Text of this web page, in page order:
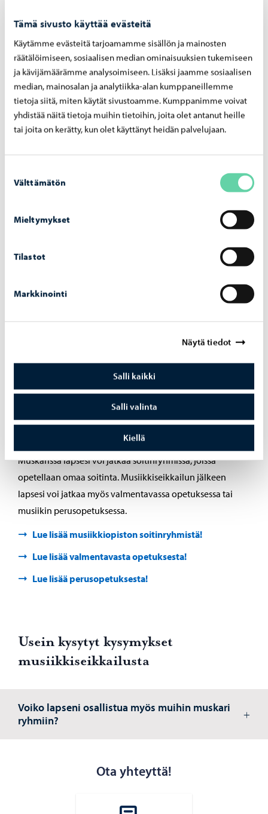
Tämä sivusto käyttää evästeitä
Käytämme evästeitä tarjoamamme sisällön ja mainosten
räätälöimiseen, sosiaalisen median ominaisuuksien tukemiseen
ja kävijämäärämme analysoimiseen. Lisäksi jaamme sosiaalisen
median, mainosalan ja analytiikka-alan kumppaneillemme
tietoja siitä, miten käytät sivustoamme. Kumppanimme voivat
yhdistää näitä tietoja muihin tietoihin, joita olet antanut heille
tai joita on kerätty, kun olet käyttänyt heidän palvelujaan.
valinta
Välttämätön
Mieltymykset
Tilastot
Markkinointi
Näytä tiedot
Salli kaikki
Salli valinta
Kiellä
ilmoittautumisjärjestyksessä. Kaikki ryhmät alkavat
kolmen kerran kokeilulla, jonka aikana voit rauhassa
kokeilla muskariryhmän sopivuutta.
Musiikkiseikkailuun kannattaa ilmoittautua mukaan
lukukauden alusta tammikuussa ja elokuussa. Tällöin
pääset mukaan ryhmän toimintaan alusta alkaen ja saat
kesken lukukautta, mikäli vapaita paikkoja löytyy
osallistujamäärät voivat muuttua kolmen kerran kokeilun
aikana.
Löydä sopiva
Jatka lapsesi musiikkiharrastusta
musiikkiseikkailun jälkeen
Lapsesi voi jatkaa musiikkiharrastusta monin eri tavoin.
Muskarissa lapsesi voi jatkaa soitinryhmissä, joissa
opetellaan omaa soitinta. Musiikkiseikkailun jälkeen
lapsesi voi jatkaa myös valmentavassa opetuksessa tai
musiikin perusopetuksessa.
Lue lisää musiikkiopiston soitinryhmistä!
Lue lisää valmentavasta opetuksesta!
Lue lisää perusopetuksesta!
Usein kysytyt kysymykset
musiikkiseikkailusta
Voiko lapseni osallistua myös muihin muskari
ryhmiin?
Ota yhteyttä!